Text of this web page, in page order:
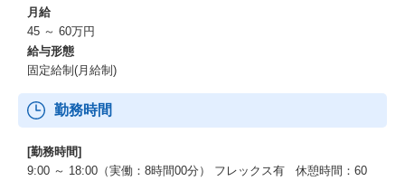
月給
45 ～ 60万円
給与形態
固定給制(月給制)
勤務時間
[勤務時間]
9:00 ～ 18:00（実働：8時間00分） フレックス有 休憩時間：60